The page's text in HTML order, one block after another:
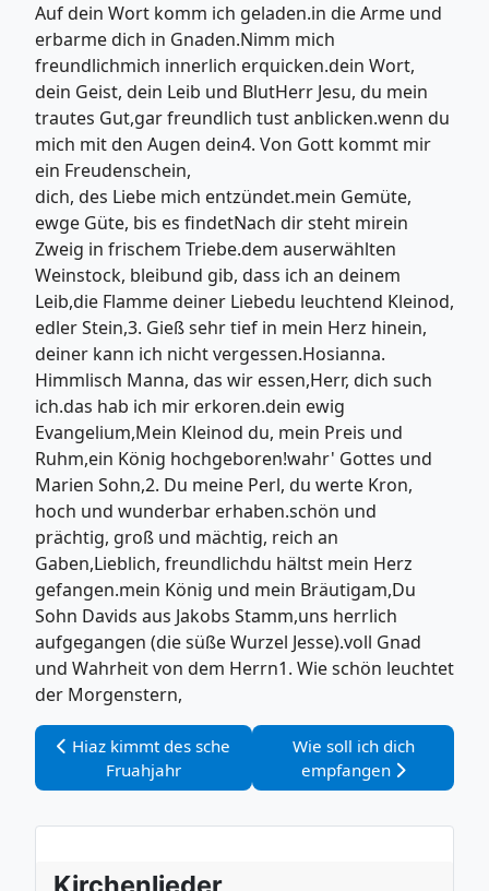
Auf dein Wort komm ich geladen.in die Arme und
erbarme dich in Gnaden.Nimm mich
freundlichmich innerlich erquicken.dein Wort,
dein Geist, dein Leib und BlutHerr Jesu, du mein
trautes Gut,gar freundlich tust anblicken.wenn du
mich mit den Augen dein4. Von Gott kommt mir
ein Freudenschein,
dich, des Liebe mich entzündet.mein Gemüte,
ewge Güte, bis es findetNach dir steht mirein
Zweig in frischem Triebe.dem auserwählten
Weinstock, bleibund gib, dass ich an deinem
Leib,die Flamme deiner Liebedu leuchtend Kleinod,
edler Stein,3. Gieß sehr tief in mein Herz hinein,
deiner kann ich nicht vergessen.Hosianna.
Himmlisch Manna, das wir essen,Herr, dich such
ich.das hab ich mir erkoren.dein ewig
Evangelium,Mein Kleinod du, mein Preis und
Ruhm,ein König hochgeboren!wahr' Gottes und
Marien Sohn,2. Du meine Perl, du werte Kron,
hoch und wunderbar erhaben.schön und
prächtig, groß und mächtig, reich an
Gaben,Lieblich, freundlichdu hältst mein Herz
gefangen.mein König und mein Bräutigam,Du
Sohn Davids aus Jakobs Stamm,uns herrlich
aufgegangen (die süße Wurzel Jesse).voll Gnad
und Wahrheit von dem Herrn1. Wie schön leuchtet
der Morgenstern,
Vorheriger Beitrag: Hiaz kimmt des sche Fruahjahr
Hiaz kimmt des sche
Fruahjahr
Nächster Beitrag: Wie
Wie soll ich dich
empfangen